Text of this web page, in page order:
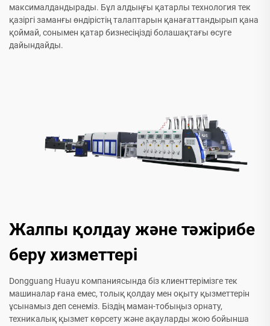
максималдандырады. Бұл алдыңғы қатарлы технология тек
қазіргі заманғы өндірістің талаптарын қанағаттандырып қана
қоймай, сонымен қатар бизнесіңізді болашақтағы өсуге
дайындайды.
Жалпы қолдау және тәжірибе
беру хизметтері
Dongguang Huayu компаниясында біз клиенттерімізге тек
машиналар ғана емес, толық қолдау мен оқыту қызметтерін
ұсынамыз деп сенеміз. Біздің маман-тобыңыз орнату,
техникалық қызмет көрсету және ақауларды жою бойынша